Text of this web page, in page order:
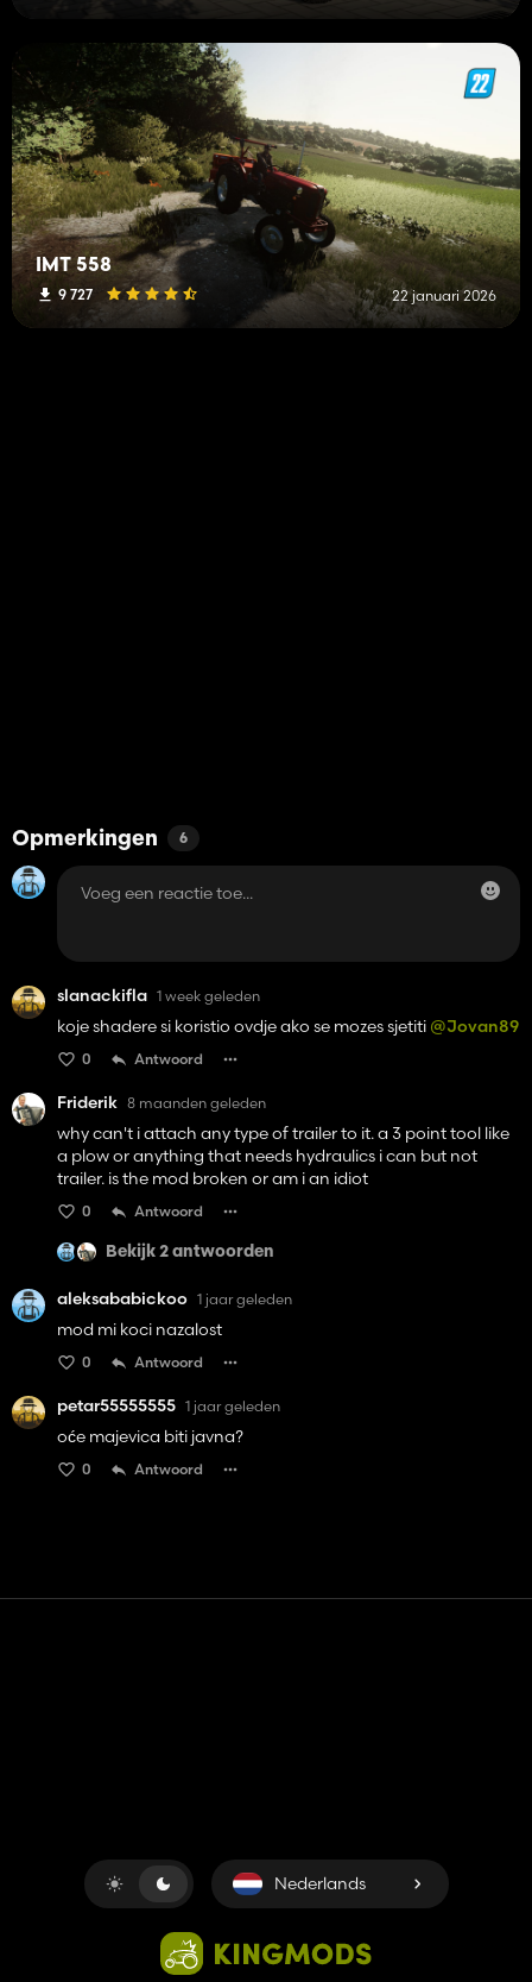
IMT 558
9 727 22 januari 2026
Opmerkingen 6
slanackifla 1 week geleden
koje shadere si koristio ovdje ako se mozes sjetiti @Jovan89
0 Antwoord
Friderik 8 maanden geleden
why can't i attach any type of trailer to it. a 3 point tool like
a plow or anything that needs hydraulics i can but not
trailer. is the mod broken or am i an idiot
0 Antwoord
Bekijk 2 antwoorden
aleksababickoo 1 jaar geleden
mod mi koci nazalost
0 Antwoord
petar55555555 1 jaar geleden
oće majevica biti javna?
0 Antwoord
Nederlands